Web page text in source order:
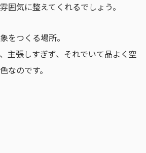
囲気に整えてくれるでしょう。
をつくる場所。
主張しすぎず、それでいて品よく空
なのです。